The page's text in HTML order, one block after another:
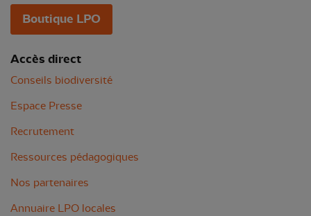
Boutique LPO
Accès direct
Conseils biodiversité
Espace Presse
Recrutement
Ressources pédagogiques
Nos partenaires
Annuaire LPO locales